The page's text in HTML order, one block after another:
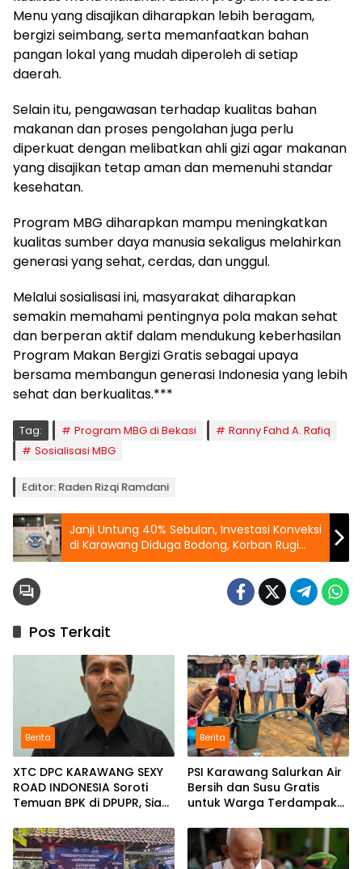
Menu yang disajikan diharapkan lebih beragam,
bergizi seimbang, serta memanfaatkan bahan
pangan lokal yang mudah diperoleh di setiap
daerah.
Selain itu, pengawasan terhadap kualitas bahan
makanan dan proses pengolahan juga perlu
diperkuat dengan melibatkan ahli gizi agar makanan
yang disajikan tetap aman dan memenuhi standar
kesehatan.
Program MBG diharapkan mampu meningkatkan
kualitas sumber daya manusia sekaligus melahirkan
generasi yang sehat, cerdas, dan unggul.
Melalui sosialisasi ini, masyarakat diharapkan
semakin memahami pentingnya pola makan sehat
dan berperan aktif dalam mendukung keberhasilan
Program Makan Bergizi Gratis sebagai upaya
bersama membangun generasi Indonesia yang lebih
sehat dan berkualitas.***
Tag: Program MBG di Bekasi
Ranny Fahd A. Rafiq
Sosialisasi MBG
Editor: Raden Rizqi Ramdani
Janji Untung 40% Sebulan, Investasi Konveksi
di Karawang Diduga Bodong, Korban Rugi
Rp1,8 Miliar
Pos Terkait
Berita
XTC DPC KARAWANG SEXY
ROAD INDONESIA Soroti
Temuan BPK di DPUPR, Siap
ke Kejati
Berita
PSI Karawang Salurkan Air
Bersih dan Susu Gratis
untuk Warga Terdampak
Selatan